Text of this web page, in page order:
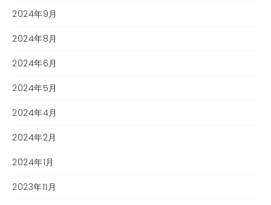
2024年9月
2024年8月
2024年6月
2024年5月
2024年4月
2024年2月
2024年1月
2023年11月